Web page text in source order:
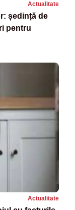
Actualitate
ședință de
pentru
Actualitate